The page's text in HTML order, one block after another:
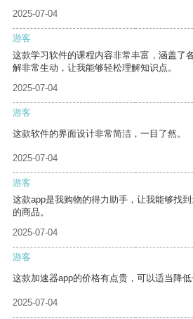
2025-07-04
游客
这款学习软件的课程内容非常丰富，涵盖了
解非常生动，让我能够轻松理解知识点。
2025-07-04
游客
这款软件的界面设计非常简洁，一目了然。
2025-07-04
游客
这款app是我购物的得力助手，让我能够找
的商品。
2025-07-04
游客
这款加速器app的价格有点贵，可以适当降低
2025-07-04